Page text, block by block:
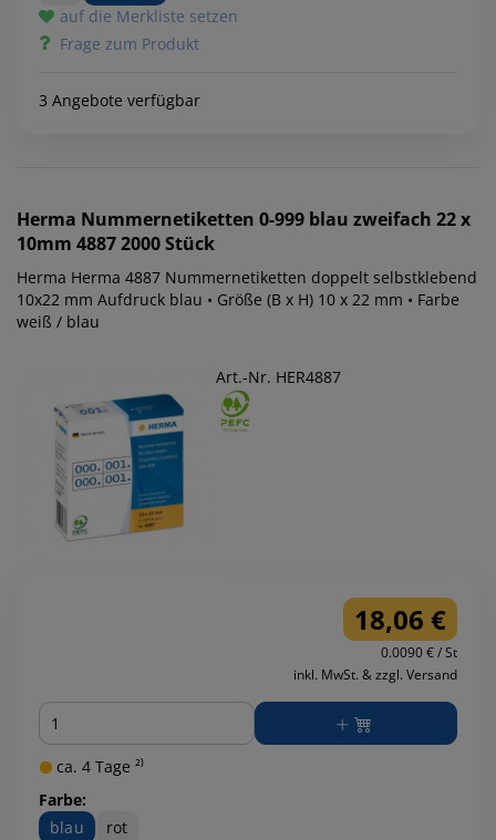
auf die Merkliste setzen
Frage zum Produkt
3 Angebote verfügbar
Herma Nummernetiketten 0-999 blau zweifach 22 x
10mm 4887 2000 Stück
Herma Herma 4887 Nummernetiketten doppelt selbstklebend
10x22 mm Aufdruck blau • Größe (B x H) 10 x 22 mm • Farbe
weiß / blau
Art.-Nr. HER4887
18,06 €
0.0090 € / St
inkl. MwSt. & zzgl. Versand
Menge
ca. 4 Tage ²⁾
Farbe:
blau
rot